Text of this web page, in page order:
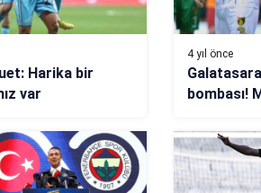
Harika bir
var
4 yıl önce
bombası!